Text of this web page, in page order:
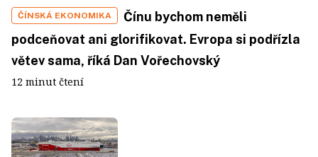
ČÍNSKÁ EKONOMIKA
Čínu bychom neměli
podceňovat ani glorifikovat. Evropa si podřízla
větev sama, říká Dan Vořechovský
12 minut čtení